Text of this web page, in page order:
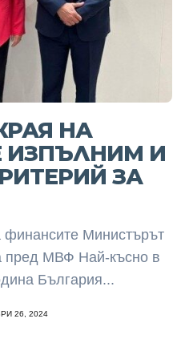
НА
ИЗПЪЛНИМ И
ЗА
Министърът
пред МВФ Най-късно в
България...
26, 2024